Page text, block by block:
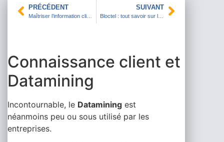
PRÉCÉDENT
Maîtriser l’information client, un préalable à la performance de l’entreprise
SUIVANT
Connaissance client et
Datamining
Incontournable, le Datamining est
néanmoins peu ou sous utilisé par les
entreprises.